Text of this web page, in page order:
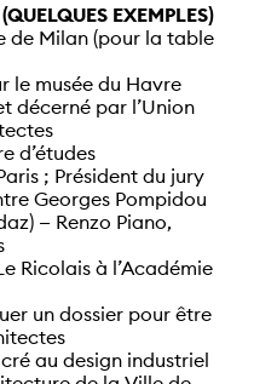
EXEMPLES)
de Milan (pour la table
le musée du Havre
décerné par l’Union
d’études
; Président du jury
Georges Pompidou
— Renzo Piano,
Ricolais à l’Académie
un dossier pour être
au design industriel